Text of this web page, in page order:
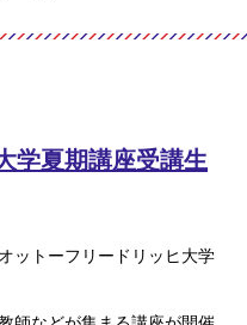
学夏期講座受講生
ットーフリードリッヒ大学